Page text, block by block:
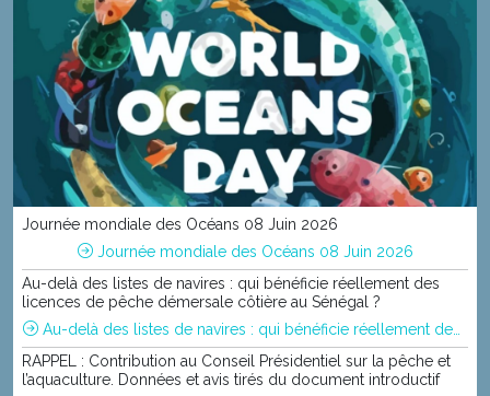
Journée mondiale des Océans 08 Juin 2026
Journée mondiale des Océans 08 Juin 2026
Au-delà des listes de navires : qui bénéficie réellement des
licences de pêche démersale côtière au Sénégal ?
Au-delà des listes de navires : qui bénéficie réellement des licences de pêche démersale côtière au Sénégal ?
RAPPEL : Contribution au Conseil Présidentiel sur la pêche et
l’aquaculture. Données et avis tirés du document introductif